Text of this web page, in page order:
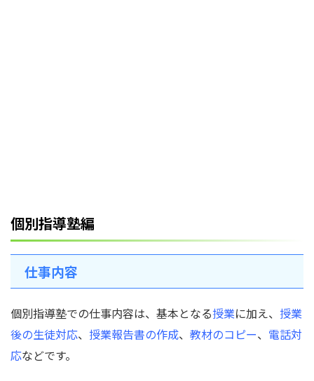
個別指導塾編
仕事内容
個別指導塾での仕事内容は、基本となる授業に加え、 授業
後の生徒対応、 授業報告書の作成、 教材のコピー、 電話対
応などです。